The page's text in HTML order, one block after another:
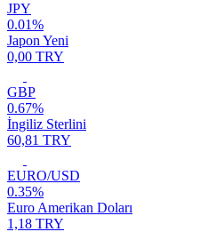
JPY
0.01%
Japon Yeni
0,00 TRY
GBP
0.67%
İngiliz Sterlini
60,81 TRY
EURO/USD
0.35%
Euro Amerikan Doları
1,18 TRY